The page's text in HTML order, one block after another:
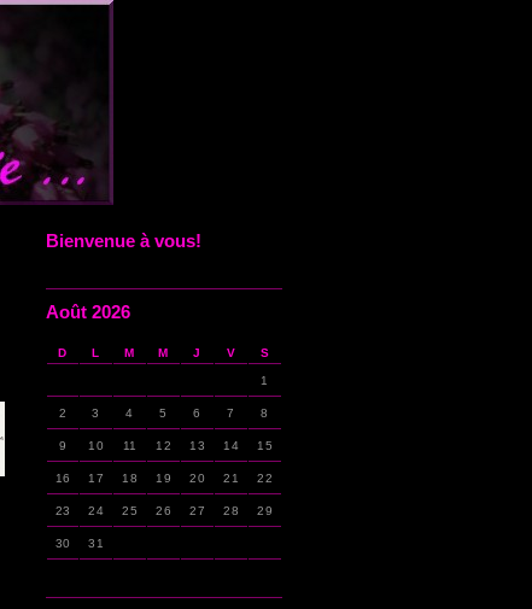
Bienvenue à vous!
Août 2026
D L M M J V S
1
2 3 4 5 6 7 8
9 10 11 12 13 14 15
16 17 18 19 20 21 22
23 24 25 26 27 28 29
30 31